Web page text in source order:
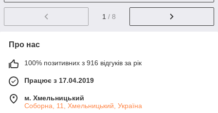
1 / 8
Про нас
100% позитивних з 916 відгуків за рік
Працює з 17.04.2019
м. Хмельницький
Соборна, 11, Хмельницький, Україна